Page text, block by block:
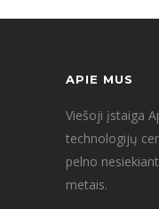
APIE MUS
Viešoji įstaiga
technologijų
pelno
metais.